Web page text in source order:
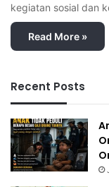
kegiatan sosial dan
Read More »
Recent Posts